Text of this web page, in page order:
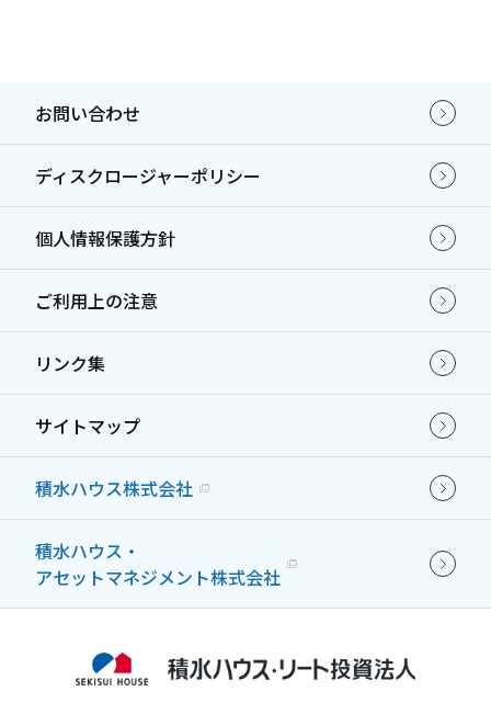
お問い合わせ
ディスクロージャーポリシー
個人情報保護方針
ご利用上の注意
リンク集
サイトマップ
積水ハウス株式会社
積水ハウス・
アセットマネジメント株式会社